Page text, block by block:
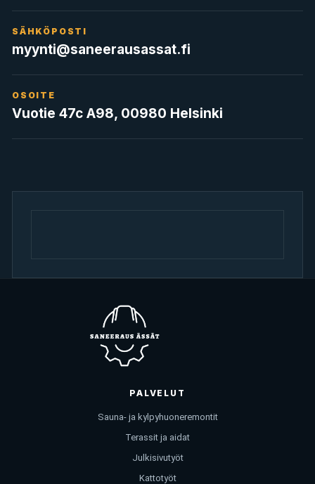
SÄHKÖPOSTI
myynti@saneerausassat.fi
OSOITE
Vuotie 47c A98, 00980 Helsinki
PALVELUT
Sauna- ja kylpyhuoneremontit
Terassit ja aidat
Julkisivutyöt
Kattotyöt